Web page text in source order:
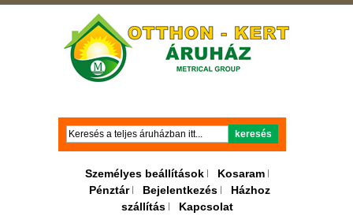
Keresés
keresés
Személyes beállítások
Kosaram
Pénztár
Bejelentkezés
Házhoz
szállítás
Kapcsolat